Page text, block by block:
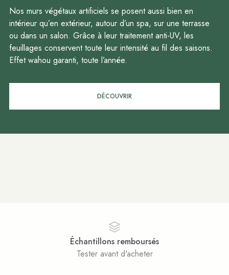
Nos murs végétaux artificiels se posent aussi bien en
intérieur qu’en extérieur, autour d’un spa, sur une terrasse
ou dans un salon. Grâce à leur traitement anti-UV, les
feuillages conservent toute leur intensité au fil des saisons.
Effet wahou garanti, toute l’année.
DÉCOUVRIR
Échantillons remboursés
Tester avant d'acheter